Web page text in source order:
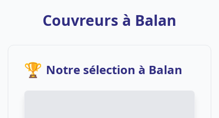
Couvreurs à Balan
🏆 Notre sélection à Balan